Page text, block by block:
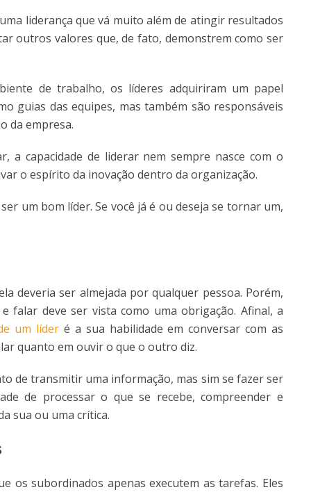
liderança que vá muito além de atingir resultados
outros valores que, de fato, demonstrem como ser
de trabalho, os líderes adquiriram um papel
guias das equipes, mas também são responsáveis
da empresa.
capacidade de liderar nem sempre nasce com o
o espírito da inovação dentro da organização.
um bom líder. Se você já é ou deseja se tornar um,
deveria ser almejada por qualquer pessoa. Porém,
falar deve ser vista como uma obrigação. Afinal, a
um líder é a sua habilidade em conversar com as
quanto em ouvir o que o outro diz.
de transmitir uma informação, mas sim se fazer ser
de processar o que se recebe, compreender e
sua ou uma crítica.
os subordinados apenas executem as tarefas. Eles